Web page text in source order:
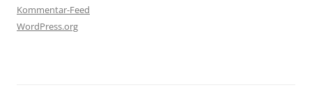
Kommentar-Feed
WordPress.org